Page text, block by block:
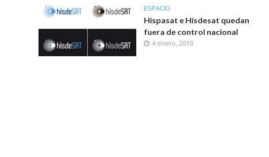
ESPACIO
Hispasat e Hisdesat quedan
fuera de control nacional
4 enero, 2019